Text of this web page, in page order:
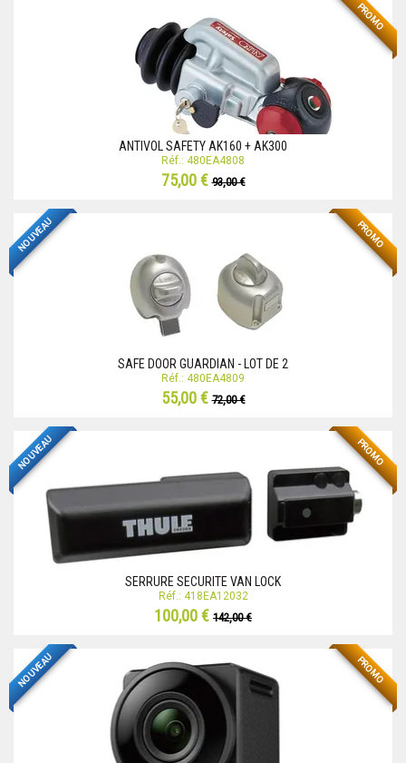
PROMO
ANTIVOL SAFETY AK160 + AK300
Réf.: 480EA4808
75,00 €93,00 €
PROMO
NOUVEAU
SAFE DOOR GUARDIAN - LOT DE 2
Réf.: 480EA4809
55,00 €72,00 €
PROMO
NOUVEAU
SERRURE SECURITE VAN LOCK
Réf.: 418EA12032
100,00 € 142,00 €
PROMO
NOUVEAU